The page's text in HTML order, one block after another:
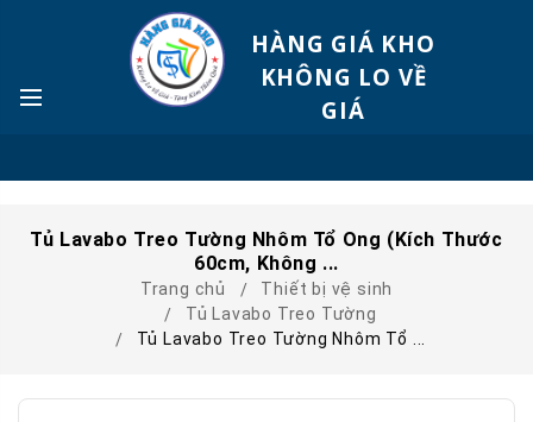
HÀNG GIÁ KHO
KHÔNG LO VỀ
GIÁ
Tủ Lavabo Treo Tường Nhôm Tổ Ong (kích Thước
60cm, Không ...
Trang chủ
Thiết bị vệ sinh
Tủ Lavabo Treo Tường
Tủ Lavabo Treo Tường Nhôm Tổ ...